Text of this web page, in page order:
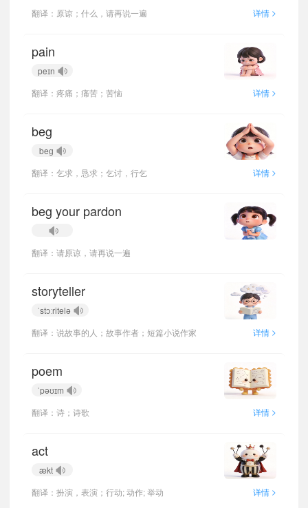
翻译：原谅；什么，请再说一遍
详情 >
pain
peɪn
翻译：疼痛；痛苦；苦恼
详情 >
beg
beɡ
翻译：乞求，恳求；乞讨，行乞
详情 >
beg your pardon
翻译：请原谅，请再说一遍
storyteller
ˈstɔːritelə
翻译：说故事的人；故事作者；短篇小说作家
详情 >
poem
ˈpəʊɪm
翻译：诗；诗歌
详情 >
act
ækt
翻译：扮演，表演；行动; 动作; 举动
详情 >